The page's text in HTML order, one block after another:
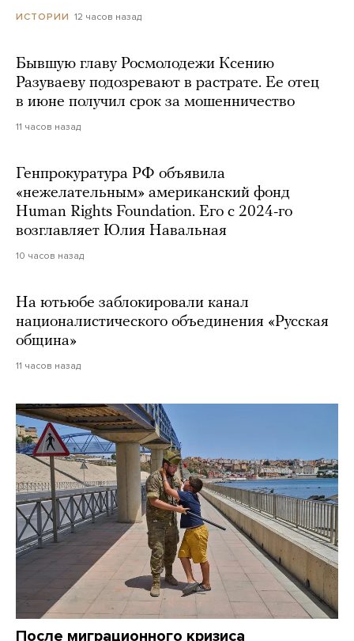
ИСТОРИИ 12 часов назад
Бывшую главу Росмолодежи Ксению
Разуваеву подозревают в растрате. Ее отец
в июне получил срок за мошенничество
11 часов назад
Генпрокуратура РФ объявила
«нежелательным» американский фонд
Human Rights Foundation. Его с 2024-го
возглавляет Юлия Навальная
10 часов назад
На ютьюбе заблокировали канал
националистического объединения «Русская
община»
11 часов назад
После миграционного кризиса